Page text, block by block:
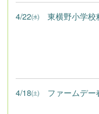
4/22㈬ 東横野小学校
4/18㈯ ファームデー